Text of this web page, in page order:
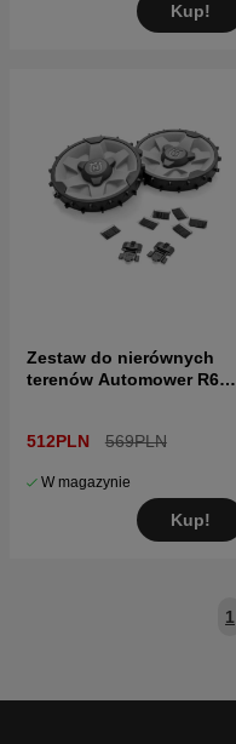
Kup!
Zestaw do nierównych
terenów Automower R6V,
512PLN 569PLN
W magazynie
Kup!
1